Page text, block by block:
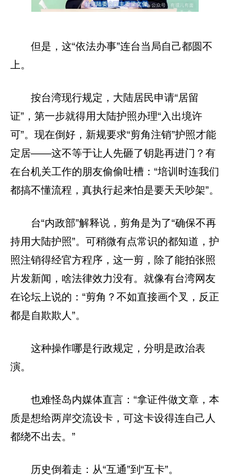
但是，这“依法办事”连台当局自己都圆不
上。
按台湾现行规定，大陆居民申请“居留
证”，第一步就得用大陆护照办理“入出境许
可”。现在倒好，新规要求“剪角注销”护照才能
定居——这不等于让人先砸了钥匙再进门？有
在台机关工作的朋友偷偷吐槽：“培训时连我们
都搞不懂流程，真执行起来怕是要天天吵架”。
台“内政部”解释说，剪角是为了“确保不再
持用大陆护照”。可稍微有点常识的都知道，护
照注销得经官方程序，这一剪，除了能拍张照
片发新闻，啥法律效力没有。就像有台湾网友
在论坛上说的：“剪角？不如直接画个叉，反正
都是自欺欺人”。
这种操作哪是行政规定，分明是政治表
演。
也难怪岛内媒体直言：“拿证件做文章，本
质是想给两岸交流设卡，可这卡设得连自己人
都绕不出去。”
历史倒着走：从“互通”到“互卡”。